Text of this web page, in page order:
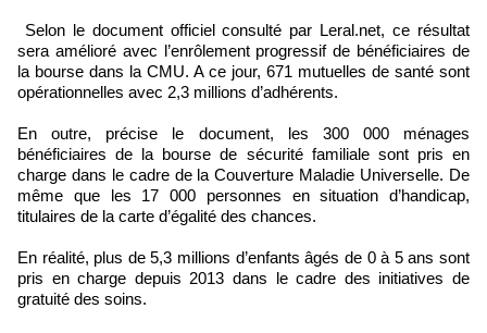
Selon le document officiel consulté par Leral.net, ce résultat
sera amélioré avec l’enrôlement progressif de bénéficiaires de
la bourse dans la CMU. A ce jour, 671 mutuelles de santé sont
opérationnelles avec 2,3 millions d’adhérents.
En outre, précise le document, les 300 000 ménages
bénéficiaires de la bourse de sécurité familiale sont pris en
charge dans le cadre de la Couverture Maladie Universelle. De
même que les 17 000 personnes en situation d’handicap,
titulaires de la carte d’égalité des chances.
En réalité, plus de 5,3 millions d’enfants âgés de 0 à 5 ans sont
pris en charge depuis 2013 dans le cadre des initiatives de
gratuité des soins.